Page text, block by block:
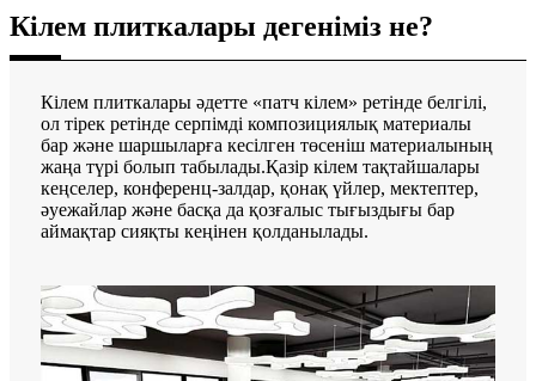
Кілем плиткалары дегеніміз не?
Кілем плиткалары әдетте «патч кілем» ретінде белгілі,
ол тірек ретінде серпімді композициялық материалы
бар және шаршыларға кесілген төсеніш материалының
жаңа түрі болып табылады.Қазір кілем тақтайшалары
кеңселер, конференц-залдар, қонақ үйлер, мектептер,
әуежайлар және басқа да қозғалыс тығыздығы бар
аймақтар сияқты кеңінен қолданылады.